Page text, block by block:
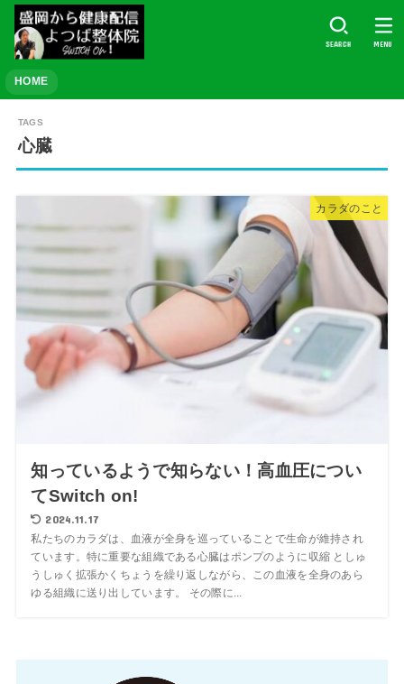
HOME
SEARCH MENU
心臓
カラダのこと
知っているようで知らない！高血圧につい
てSwitch on!
2024.11.17
私たちのカラダは、血液が全身を巡っていることで生命が維持され
ています。特に重要な組織である心臓はポンプのように収縮 としゅ
うしゅく拡張かくちょうを繰り返しながら、この血液を全身のあら
ゆる組織に送り出しています。 その際に...